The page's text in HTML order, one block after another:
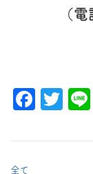
（電
全て